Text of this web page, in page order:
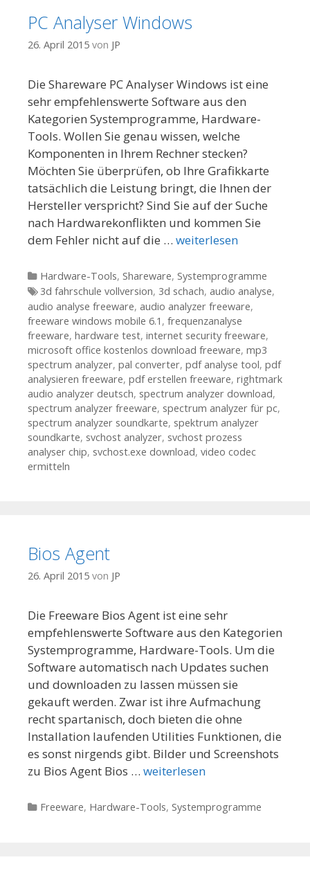
PC Analyser Windows
26. April 2015 von JP
Die Shareware PC Analyser Windows ist eine
sehr empfehlenswerte Software aus den
Kategorien Systemprogramme, Hardware-
Tools. Wollen Sie genau wissen, welche
Komponenten in Ihrem Rechner stecken?
Möchten Sie überprüfen, ob Ihre Grafikkarte
tatsächlich die Leistung bringt, die Ihnen der
Hersteller verspricht? Sind Sie auf der Suche
nach Hardwarekonflikten und kommen Sie
dem Fehler nicht auf die … weiterlesen
Kategorien
Hardware-Tools, Shareware, Systemprogramme
Tags
3d fahrschule vollversion, 3d schach, audio analyse,
audio analyse freeware, audio analyzer freeware,
freeware windows mobile 6.1 , frequenzanalyse
freeware, hardware test, internet security freeware,
microsoft office kostenlos download freeware, mp3
spectrum analyzer, pal converter, pdf analyse tool, pdf
analysieren freeware, pdf erstellen freeware, rightmark
audio analyzer deutsch, spectrum analyzer download,
spectrum analyzer freeware, spectrum analyzer für pc,
spectrum analyzer soundkarte, spektrum analyzer
soundkarte, svchost analyzer, svchost prozess
analyser chip, svchost.exe download, video codec
ermitteln
Bios Agent
26. April 2015 von JP
Die Freeware Bios Agent ist eine sehr
empfehlenswerte Software aus den Kategorien
Systemprogramme, Hardware-Tools. Um die
Software automatisch nach Updates suchen
und downloaden zu lassen müssen sie
gekauft werden. Zwar ist ihre Aufmachung
recht spartanisch, doch bieten die ohne
Installation laufenden Utilities Funktionen, die
es sonst nirgends gibt. Bilder und Screenshots
zu Bios Agent Bios … weiterlesen
Kategorien
Freeware, Hardware-Tools, Systemprogramme